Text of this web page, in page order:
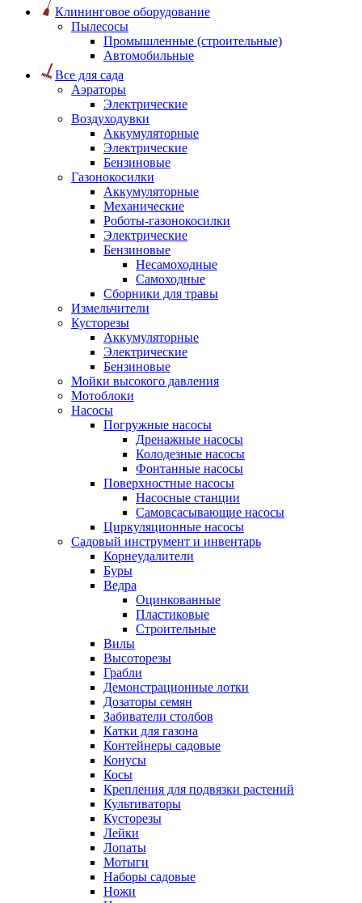
Клининговое оборудование
Пылесосы
Промышленные (строительные)
Автомобильные
Все для сада
Аэраторы
Электрические
Воздуходувки
Аккумуляторные
Электрические
Бензиновые
Газонокосилки
Аккумуляторные
Механические
Роботы-газонокосилки
Электрические
Бензиновые
Несамоходные
Самоходные
Сборники для травы
Измельчители
Кусторезы
Аккумуляторные
Электрические
Бензиновые
Мойки высокого давления
Мотоблоки
Насосы
Погружные насосы
Дренажные насосы
Колодезные насосы
Фонтанные насосы
Поверхностные насосы
Насосные станции
Самовсасывающие насосы
Циркуляционные насосы
Садовый инструмент и инвентарь
Корнеудалители
Буры
Ведра
Оцинкованные
Пластиковые
Строительные
Вилы
Высоторезы
Грабли
Демонстрационные лотки
Дозаторы семян
Забиватели столбов
Катки для газона
Контейнеры садовые
Конусы
Косы
Крепления для подвязки растений
Культиваторы
Кусторезы
Лейки
Лопаты
Мотыги
Наборы садовые
Ножи